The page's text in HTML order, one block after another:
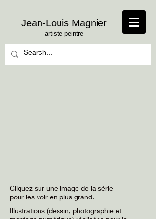
​Jean-Louis Magnier
artiste peintre
Cliquez sur une image de la série
pour les voir en plus grand.
Illustrations (dessin, photographie et